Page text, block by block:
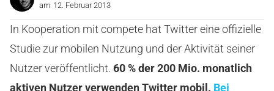
am 12. Februar 2013
In Kooperation mit compete hat Twitter eine offizielle
Studie zur mobilen Nutzung und der Aktivität seiner
Nutzer veröffentlicht. 60 % der 200 Mio. monatlich
aktiven Nutzer verwenden Twitter mobil. Bei